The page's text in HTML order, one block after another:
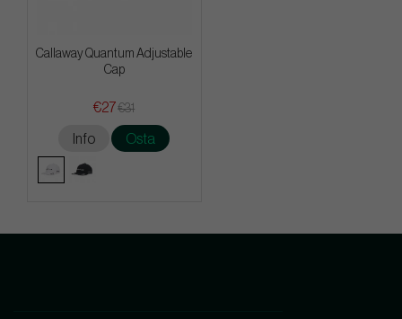
Callaway Quantum Adjustable
Cap
€27€31
Info Osta